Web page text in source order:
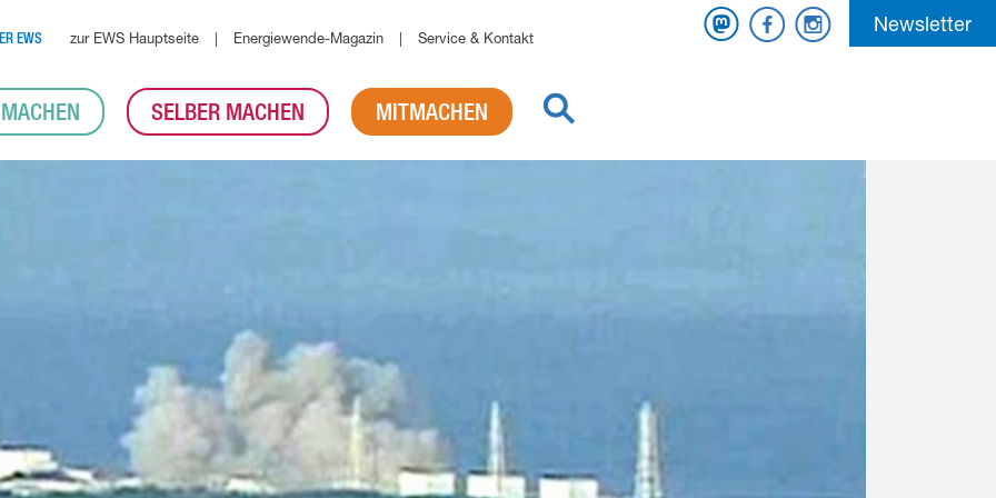
EWS zur EWS Hauptseite Energiewende-Magazin Service & Kontakt
MastodonFacebookInstagramNewsletter
SELBER MACHEN MITMACHEN Suche